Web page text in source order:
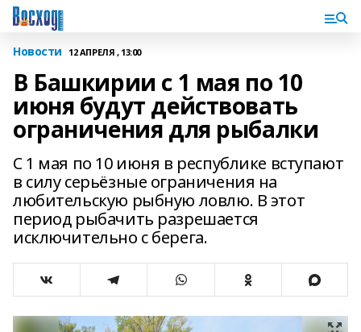
Новости 12 АПРЕЛЯ , 13:00
В Башкирии с 1 мая по 10
июня будут действовать
ограничения для рыбалки
С 1 мая по 10 июня в республике вступают
в силу серьёзные ограничения на
любительскую рыбную ловлю. В этот
период рыбачить разрешается
исключительно с берега.